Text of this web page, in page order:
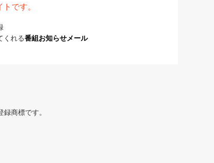
です。
くれる番組お知らせメール
商標です。